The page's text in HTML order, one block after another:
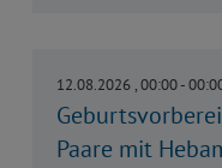
12.08.2026 , 00:00 -
Paare mit